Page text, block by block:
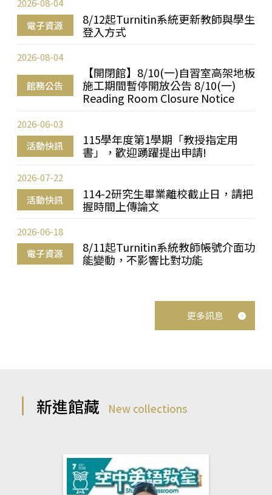
電子資源
8/12起Turnitin系統更新教師與學生
登入方式
2026-08-04
館務公告
【開閉館】8/10(一)自習室高架地板
施工期間暫停開放公告 8/10(一)
Reading Room Closure Notice
2026-08-04
活動快訊
115學年度第1學期「教授指定用
書」，歡迎踴躍提出申請!
2026-06-03
活動快訊
114-2研究生畢業離校截止日，請把
握時間上傳論文
2026-07-22
電子資源
8/11起Turnitin系統教師帳號介面功
能變動，不影響比對功能
2026-06-18
更多訊息
新進館藏 New collections